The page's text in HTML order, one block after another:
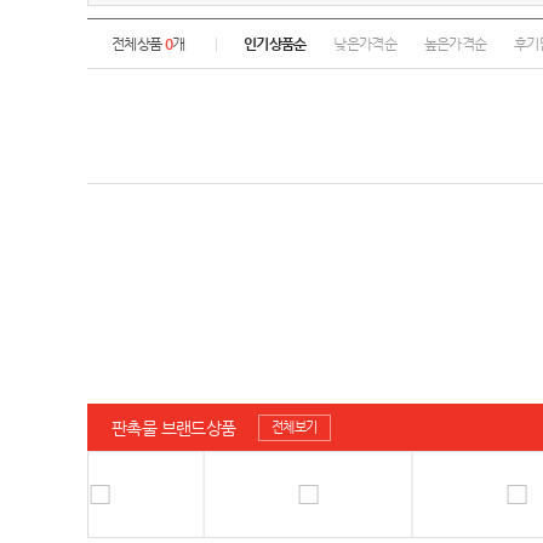
전체상품0개 인기상품순 낮은가격순 높은가격순 후기
판촉물 브랜드상품 전체보기